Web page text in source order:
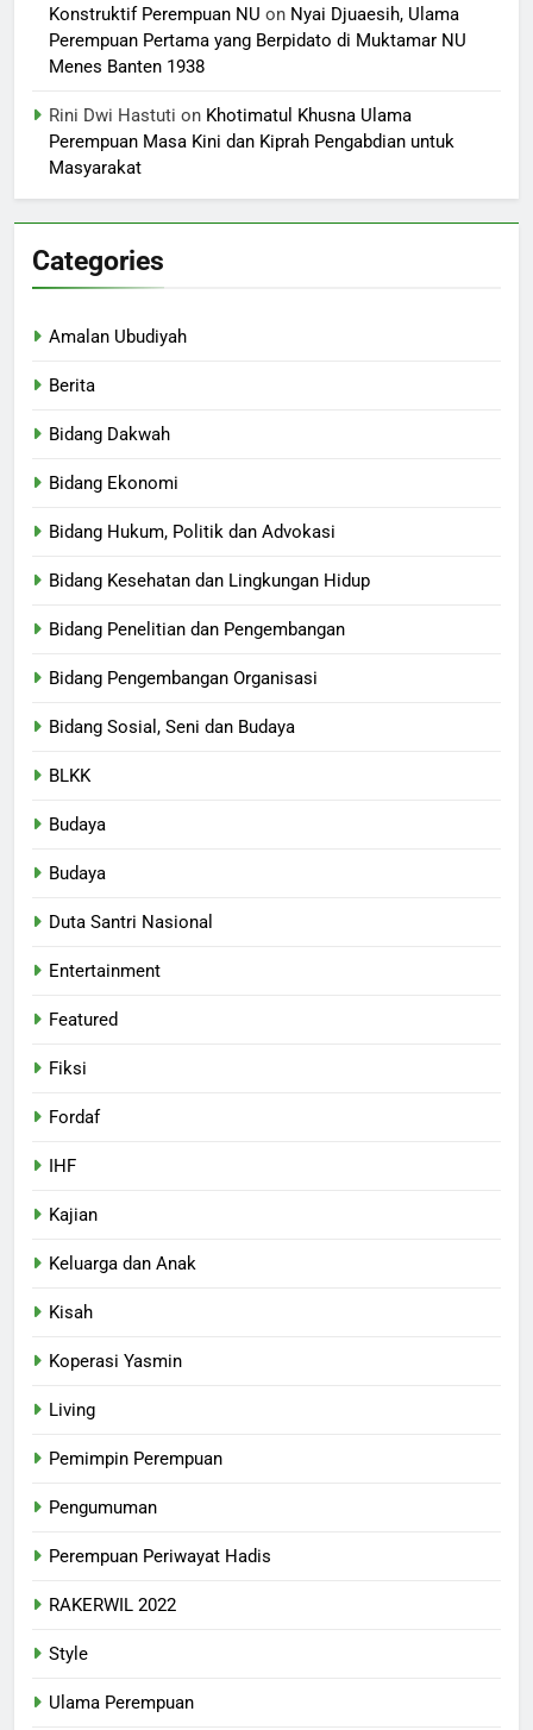
Konstruktif Perempuan NU on Nyai Djuaesih, Ulama
Perempuan Pertama yang Berpidato di Muktamar NU
Menes Banten 1938
Rini Dwi Hastuti on Khotimatul Khusna Ulama
Perempuan Masa Kini dan Kiprah Pengabdian untuk
Masyarakat
Categories
Amalan Ubudiyah
Berita
Bidang Dakwah
Bidang Ekonomi
Bidang Hukum, Politik dan Advokasi
Bidang Kesehatan dan Lingkungan Hidup
Bidang Penelitian dan Pengembangan
Bidang Pengembangan Organisasi
Bidang Sosial, Seni dan Budaya
BLKK
Budaya
Budaya
Duta Santri Nasional
Entertainment
Featured
Fiksi
Fordaf
IHF
Kajian
Keluarga dan Anak
Kisah
Koperasi Yasmin
Living
Pemimpin Perempuan
Pengumuman
Perempuan Periwayat Hadis
RAKERWIL 2022
Style
Ulama Perempuan